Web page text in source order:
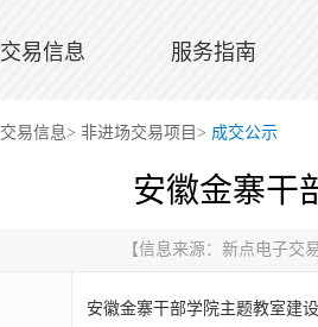
交易信息 服务指南
交易信息> 非进场交易项目 > 成交公示
安徽金寨干
【信息来源： 新点电子交
安徽金寨干部学院主题教室建